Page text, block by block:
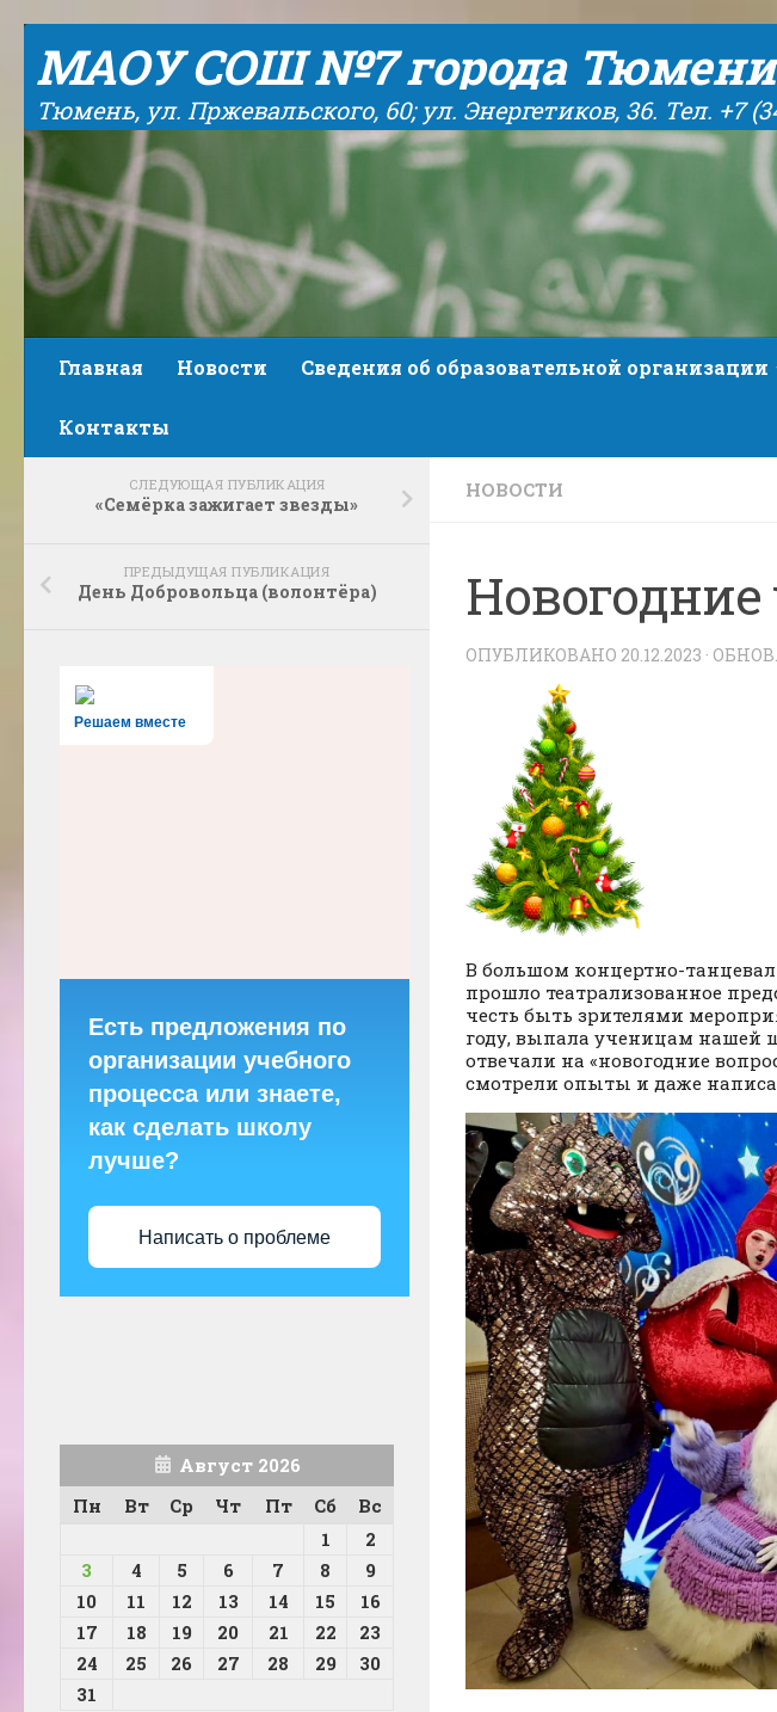
МАОУ СОШ №7 города Тюмени
Тюмень, ул. Пржевальского, 60; ул. Энергетиков, 36. Тел. +7
Главная Новости Сведения об образовательной организации
Контакты
НОВОСТИ
Новогодние
ОПУБЛИКОВАНО 20.12.2023 ·
В большом концертно-
прошло театрализованное
честь быть зрителями
году, выпала ученицам нашей
отвечали на «новогодние
смотрели опыты и даже
СЛЕДУЮЩАЯ ПУБЛИКАЦИЯ
«Семёрка зажигает звезды»
ПРЕДЫДУЩАЯ ПУБЛИКАЦИЯ
День Добровольца (волонтёра)
Решаем вместе
Есть предложения по
организации учебного
процесса или знаете,
как сделать школу
лучше?
Написать о проблеме
Август 2026
Пн
Вт Ср Чт Пт Сб
Вс
1
2
3
4 5 6 7 8
9
10
11 12 13 14 15
16
17
18 19 20 21 22
23
24
25 26 27 28 29
30
31